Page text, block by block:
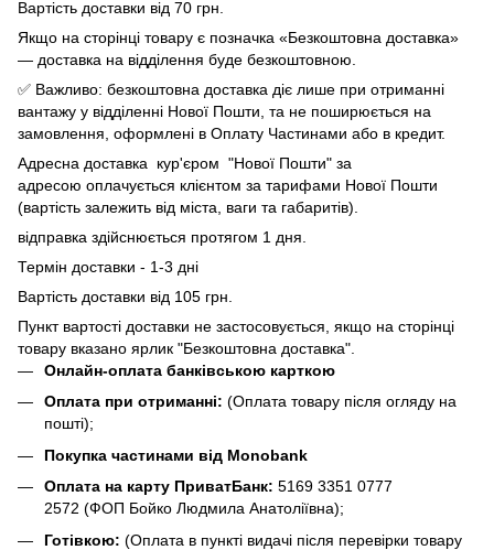
Вартість доставки від 70 грн.
Якщо на сторінці товару є позначка «Безкоштовна доставка»
— доставка на відділення буде безкоштовною.
✅ Важливо: безкоштовна доставка діє лише при отриманні
вантажу у відділенні Нової Пошти, та не поширюється на
замовлення, оформлені в Оплату Частинами або в кредит.
Адресна доставка кур'єром "Нової Пошти" за
адресою оплачується клієнтом за тарифами Нової Пошти
(вартість залежить від міста, ваги та габаритів).
відправка здійснюється протягом 1 дня.
Термін доставки - 1-3 дні
Вартість доставки від 105 грн.
Пункт вартості доставки не застосовується, якщо на сторінці
товару вказано ярлик "Безкоштовна доставка".
Онлайн-оплата банківською карткою
Оплата при отриманні: (Оплата товару після огляду на
пошті);
Покупка частинами від Monobank
Оплата на карту ПриватБанк: 5169 3351 0777
2572 (ФОП Бойко Людмила Анатоліївна);
Готівкою: (Оплата в пункті видачі після перевірки товару